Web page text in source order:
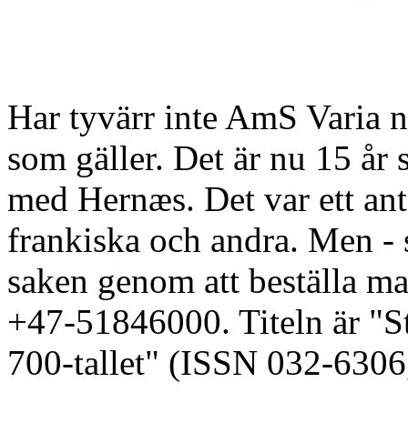
Har tyvärr inte AmS Varia
som gäller. Det är nu 15 år
med Hernæs. Det var ett
frankiska och andra. Men -
saken genom att beställa
+47-51846000. Titeln är
700-tallet" (ISSN 032-